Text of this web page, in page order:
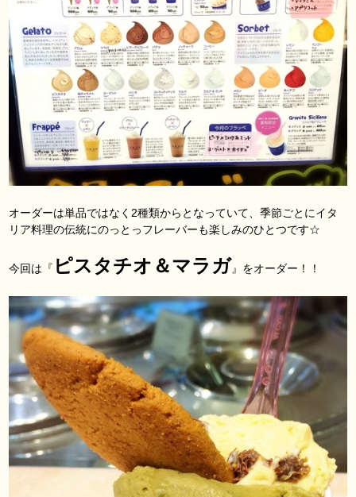
オーダーは単品ではなく2種類からとなっていて、季節ごとにイタ
リア料理の伝統にのっとっフレーバーも楽しみのひとつです☆
今回は『 ピスタチオ＆マラガ』をオーダー！！